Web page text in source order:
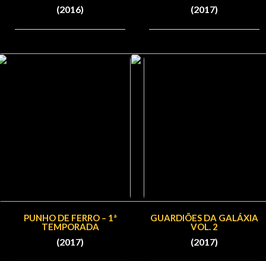
(2016) (2017)
PUNHO DE FERRO – 1ª
TEMPORADA
(2017)
GUARDIÕES DA GALÁXIA
VOL. 2
(2017)